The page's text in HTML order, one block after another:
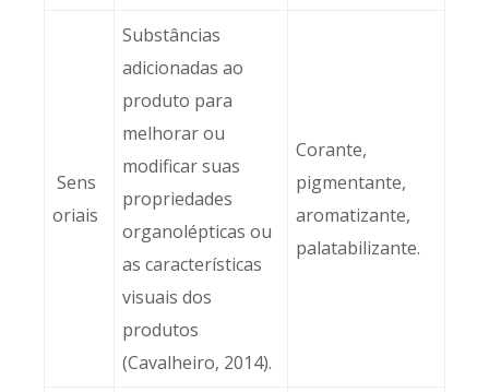
Sens
oriais
Substâncias
adicionadas ao
produto para
melhorar ou
modificar suas
propriedades
organolépticas ou
as características
visuais dos
produtos
(Cavalheiro, 2014).
Corante,
pigmentante,
aromatizante,
palatabilizante.